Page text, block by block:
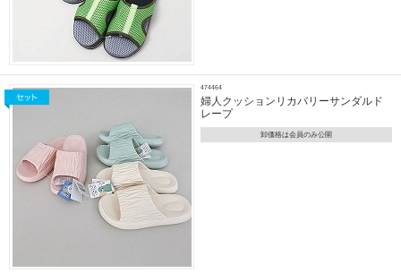
474464
婦人クッションリカバリーサンダルド
レープ
卸価格は会員のみ公開